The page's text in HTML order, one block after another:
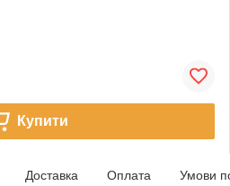
Купити
Доставка Оплата Умови